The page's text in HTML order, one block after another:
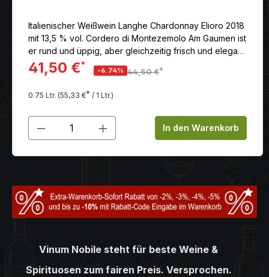
Italienischer Weißwein Langhe Chardonnay Elioro 2018
mit 13,5 % vol. Cordero di Montezemolo Am Gaumen ist
er rund und üppig, aber gleichzeitig frisch und elegant
mit langem Abgang.
41,50 €*
-6.74% 44,50 €*
0.75 Ltr. (55,33 €* / 1 Ltr.)
Produkt Anzahl: Gib denIn den Warenkorb
Vinum Nobile steht für beste Weine &
Spirituosen zum fairen Preis. Versprochen.